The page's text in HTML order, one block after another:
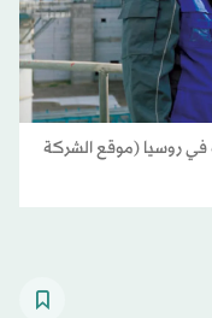
في روسيا (موقع الشركة